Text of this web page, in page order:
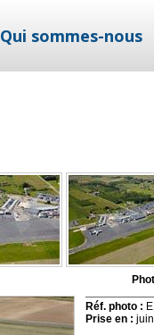
Qui sommes-nous